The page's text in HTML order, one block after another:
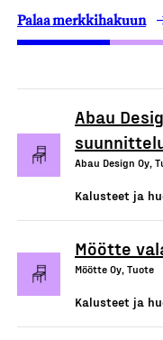
Palaa merkkihakuun
Abau
Abau Design Oy,
Kalusteet ja
Möötte
Möötte Oy, Tuote
Kalusteet ja